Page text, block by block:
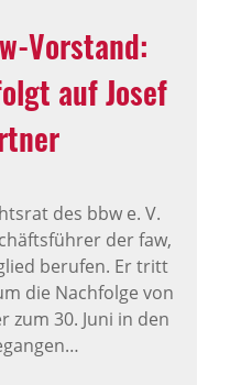
Vorstand:
auf Josef
des bbw e. V.
der faw,
berufen. Er tritt
die Nachfolge von
zum 30. Juni in den